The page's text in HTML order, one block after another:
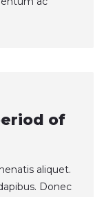
of
aliquet.
Donec